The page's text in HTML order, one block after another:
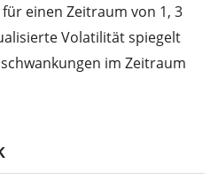
für einen Zeitraum von 1, 3
Volatilität spiegelt
im Zeitraum
der Vergangenheit